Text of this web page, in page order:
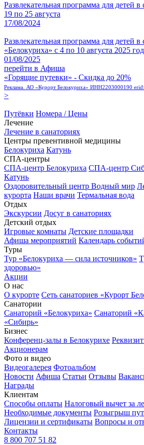
Развлекательная программа для детей
19 по 25 августа
17/08/2024
Развлекательная программа для детей в
«Белокуриха» с 4 по 10 августа 2025
01/08/2025
перейти в Афиша
«Горящие путевки» - Скидка до 20%
Реклама. АО «Курорт Белокуриха» ИНН2203000190
>
Путёвки Номера / Цены
Лечение
Лечение в санаториях
Центры превентивной медицины
Белокуриха Катунь
СПА-центры
СПА-центр Белокуриха СПА-центр
Катунь
Оздоровительный центр Водный мир
курорта Наши врачи Термальная вода
Отдых
Экскурсии Досуг в санаториях
Детский отдых
Игровые комнаты Детские площадки
Афиша мероприятий Календарь
Туры
Тур «Белокуриха — сила источников»
здоровью»
Акции
О нас
О курорте Сеть санаториев «Курорт
Санатории
Санаторий «Белокуриха» Санаторий
«Сибирь»
Бизнес
Конференц-залы в Белокурихе
Акционерам
Фото и видео
Видеогалерея Фотоальбом
Новости Афиша Статьи Отзывы
Награды
Клиентам
Способы оплаты Налоговый вычет за
Необходимые документы Розыгрыш
Лицензии и сертификаты Вопросы и
Контакты
8 800 707 51 82